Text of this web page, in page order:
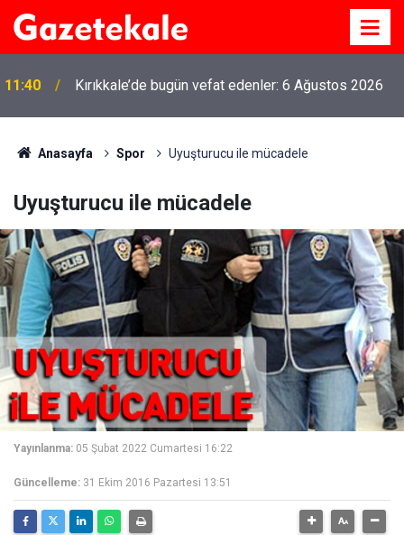
11:40 Kırıkkale’de bugün vefat edenler: 6 Ağustos 2026
Anasayfa Spor Uyuşturucu ile mücadele
Uyuşturucu ile mücadele
Yayınlanma: 05 Şubat 2022 Cumartesi 16:22
Güncelleme: 31 Ekim 2016 Pazartesi 13:51